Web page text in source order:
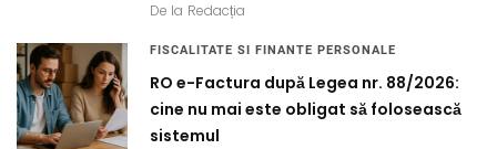
De la Redacția
FISCALITATE SI FINANTE PERSONALE
RO e-Factura după Legea nr. 88/2026:
cine nu mai este obligat să folosească
sistemul